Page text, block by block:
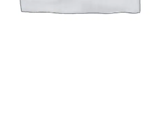
Plantes